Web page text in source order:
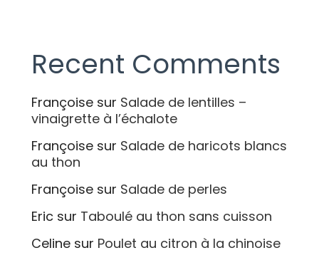
Recent Comments
Françoise sur Salade de lentilles –
vinaigrette à l’échalote
Françoise sur Salade de haricots blancs
au thon
Françoise sur Salade de perles
Eric sur Taboulé au thon sans cuisson
Celine sur Poulet au citron à la chinoise